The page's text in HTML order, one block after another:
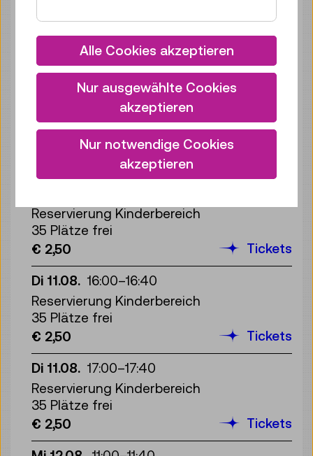
Di 11.08. 13:00–13:40
Reservierung Kinderbereich
35 Plätze frei
€ 2,50
Tickets
–14:40
Reservierung Kinderbereich
35 Plätze frei
Reservierung Kinderbereich
35 Plätze frei
€ 2,50
Tickets
Di 11.08. 16:00–16:40
Reservierung Kinderbereich
35 Plätze frei
€ 2,50
Tickets
Di 11.08. 17:00–17:40
Reservierung Kinderbereich
35 Plätze frei
€ 2,50
Tickets
Alle Cookies akzeptieren
Nur ausgewählte Cookies
akzeptieren
Nur notwendige Cookies
akzeptieren